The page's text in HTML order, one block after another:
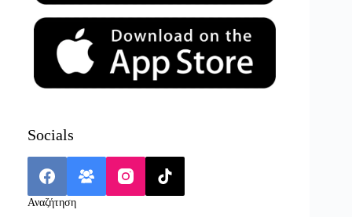
Socials
Αναζήτηση